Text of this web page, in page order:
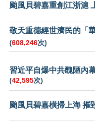
颱風貝碧嘉重創江浙滬
敬天重德經世濟民的「
(608,246次)
習近平自爆中共醜陋內
(42,595次)
颱風貝碧嘉橫掃上海 摧